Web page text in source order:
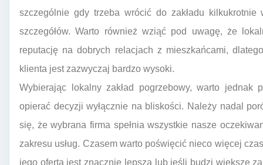
szczególnie gdy trzeba wrócić do zakładu
szczegółów. Warto również wziąć pod uwagę, że
reputację na dobrych relacjach z mieszkańcami,
klienta jest zazwyczaj bardzo wysoki.
Wybierając lokalny zakład pogrzebowy, warto
opierać decyzji wyłącznie na bliskości. Należy nadal
się, że wybrana firma spełnia wszystkie nasze
zakresu usług. Czasem warto poświęcić nieco więcej
jego oferta jest znacznie lepsza lub jeśli budzi większe